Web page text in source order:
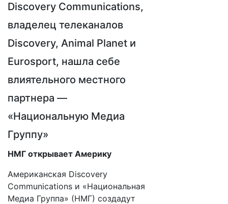
Discovery Communications,
владелец телеканалов
Discovery, Animal Planet и
Eurosport, нашла себе
влиятельного местного
партнера —
«Национальную Медиа
Группу»
НМГ открывает Америку
Американская Discovery
Communications и «Национальная
Медиа Группа» (НМГ) создадут